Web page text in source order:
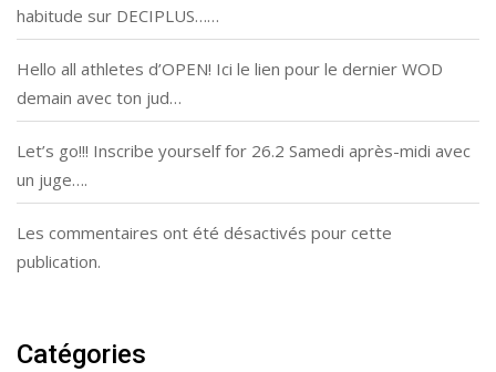
habitude sur DECIPLUS……
Hello all athletes d’OPEN! Ici le lien pour le dernier WOD
demain avec ton jud…
Let’s go!!! Inscribe yourself for 26.2 Samedi après-midi avec
un juge….
Les commentaires ont été désactivés pour cette
publication.
Catégories